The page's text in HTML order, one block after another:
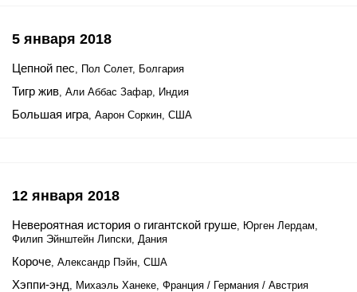
5 января 2018
Цепной пес, Пол Солет, Болгария
Тигр жив, Али Аббас Зафар, Индия
Большая игра, Аарон Соркин, США
12 января 2018
Невероятная история о гигантской груше, Юрген Лердам,
Филип Эйнштейн Липски, Дания
Короче, Александр Пэйн, США
Хэппи-энд, Михаэль Ханеке, Франция / Германия / Австрия